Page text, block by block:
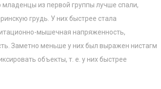
младенцы из первой группы лучше спали,
грудь. У них быстрее стала
мышечная напряженность,
Заметно меньше у них был выражен нистагм
объекты, т. е. у них быстрее